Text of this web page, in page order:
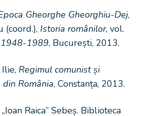
Gheorghe Gheorghiu-Dej,
(coord.), Istoria românilor, vol.
1948-1989, București, 2013.
Regimul comunist și
România, Constanța, 2013.
Raica” Sebeș. Biblioteca